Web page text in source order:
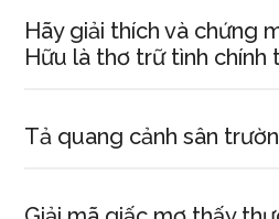
Hãy giải thích và chứng
Hữu là thơ trữ tình chính
Tả quang cảnh sân